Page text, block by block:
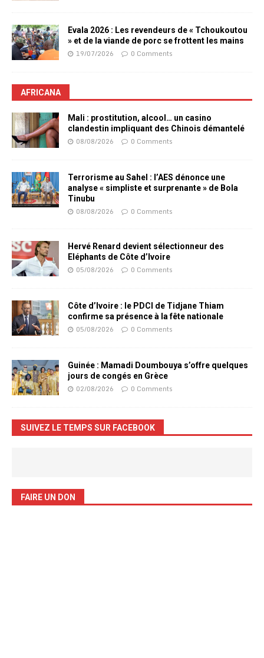
Evala 2026 : Les revendeurs de « Tchoukoutou
» et de la viande de porc se frottent les mains
19/07/2026 0 Comments
AFRICANA
Mali : prostitution, alcool… un casino
clandestin impliquant des Chinois démantelé
08/08/2026 0 Comments
Terrorisme au Sahel : l’AES dénonce une
analyse « simpliste et surprenante » de Bola
Tinubu
08/08/2026 0 Comments
Hervé Renard devient sélectionneur des
Eléphants de Côte d’Ivoire
05/08/2026 0 Comments
Côte d’Ivoire : le PDCI de Tidjane Thiam
confirme sa présence à la fête nationale
05/08/2026 0 Comments
Guinée : Mamadi Doumbouya s’offre quelques
jours de congés en Grèce
02/08/2026 0 Comments
SUIVEZ LE TEMPS SUR FACEBOOK
FAIRE UN DON